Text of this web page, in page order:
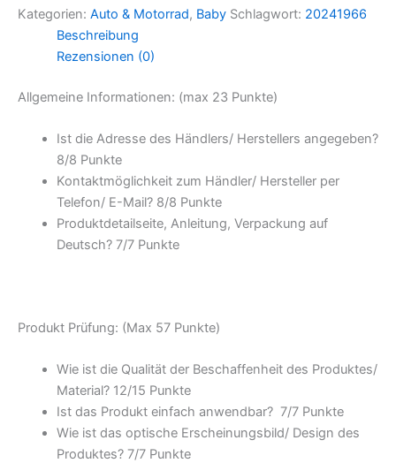
Kategorien: Auto & Motorrad, Baby Schlagwort: 20241966
Beschreibung
Rezensionen (0)
Allgemeine Informationen: (max 23 Punkte)
Ist die Adresse des Händlers/ Herstellers angegeben?
8/8 Punkte
Kontaktmöglichkeit zum Händler/ Hersteller per
Telefon/ E-Mail? 8/8 Punkte
Produktdetailseite, Anleitung, Verpackung auf
Deutsch? 7/7 Punkte
Produkt Prüfung: (Max 57 Punkte)
Wie ist die Qualität der Beschaffenheit des Produktes/
Material? 12/15 Punkte
Ist das Produkt einfach anwendbar? 7/7 Punkte
Wie ist das optische Erscheinungsbild/ Design des
Produktes? 7/7 Punkte